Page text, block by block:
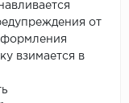
от
взимается в